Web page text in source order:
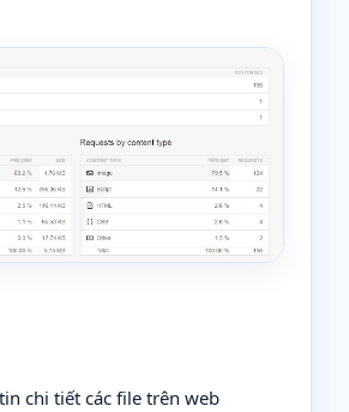
chi tiết các file trên web